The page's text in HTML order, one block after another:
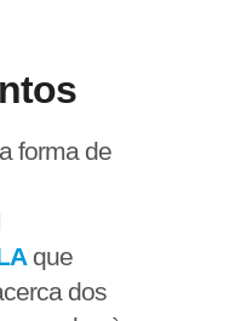
forma de
que
dos